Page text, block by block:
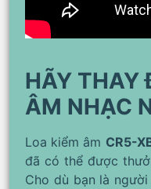
HÃY THAY
ÂM NHẠC
Loa kiểm âm CR5-
đã có thể được
Cho dù bạn là người